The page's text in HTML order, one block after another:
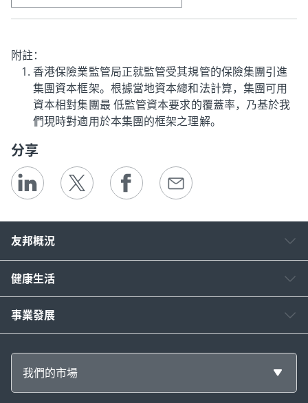
附註：
香港保險業監管局正就監管受其規管的保險集團引進
集團資本框架。根據當地資本總和法計算，集團可用
資本相對集團最 低監管資本要求的覆蓋率，乃基於我
們現時對適用於本集團的框架之理解。
分享
友邦概況
健康生活
事業發展
我們的市場